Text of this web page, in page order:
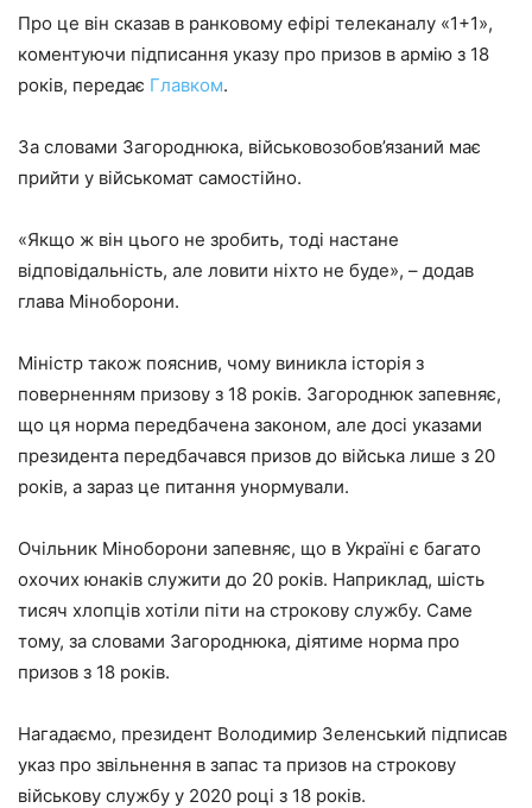
Про це він сказав в ранковому ефірі телеканалу «1+1»,
коментуючи підписання указу про призов в армію з 18
років, передає Главком.
За словами Загороднюка, військовозобов’язаний має
прийти у військомат самостійно.
«Якщо ж він цього не зробить, тоді настане
відповідальність, але ловити ніхто не буде», – додав
глава Міноборони.
Міністр також пояснив, чому виникла історія з
поверненням призову з 18 років. Загороднюк запевняє,
що ця норма передбачена законом, але досі указами
президента передбачався призов до війська лише з 20
років, а зараз це питання унормували.
Очільник Міноборони запевняє, що в Україні є багато
охочих юнаків служити до 20 років. Наприклад, шість
тисяч хлопців хотіли піти на строкову службу. Саме
тому, за словами Загороднюка, діятиме норма про
призов з 18 років.
Нагадаємо, президент Володимир Зеленський підписав
указ про звільнення в запас та призов на строкову
військову службу у 2020 році з 18 років.